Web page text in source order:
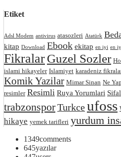
Etiket
Adsl Modem antivirus atasozleri Atatürk
kitap Download Ebook ekitap en iyi en
FikralarGuzel Sozler
islami hikayeler Islamiyet karadeniz
Komik Yazilar Mimar Sinan Ne
resimler Resimli Ruya Yorumlari
trabzonsporTurkceufoss
hikaye yemek tarifleri yurdum
1349comments
645yazılar